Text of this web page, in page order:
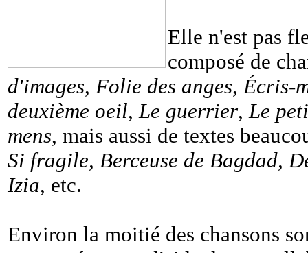
Elle n'est pas
composé de
d'images, Folie des anges,Écris-
deuxième oeil,Le guerrier,Le
mens, mais aussi de textes
Si fragile, Berceuse de Bagdad,
Izia, etc.
Environ la moitié des chansons